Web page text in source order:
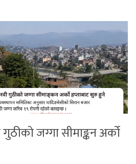
जग्गा सीमाङ्कन अर्को